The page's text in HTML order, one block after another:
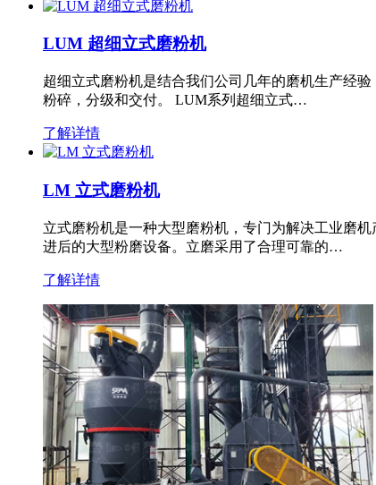
LUM 超细立式磨粉机
超细立式磨粉机是结合我们公司几年的磨机生产经
粉碎，分级和交付。 LUM系列超细立式…
了解详情
LM 立式磨粉机
立式磨粉机是一种大型磨粉机，专门为解决工业磨
进后的大型粉磨设备。立磨采用了合理可靠的…
了解详情